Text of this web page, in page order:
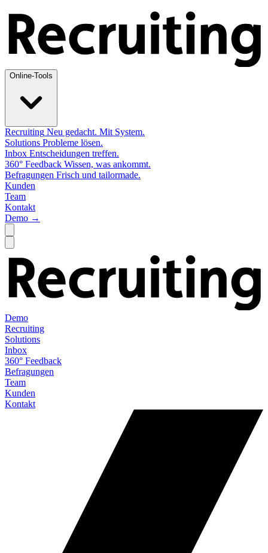
Online-Tools
Recruiting Neu gedacht. Mit System.
Solutions Probleme lösen.
Inbox Entscheidungen treffen.
360° Feedback Wissen, was ankommt.
Befragungen Frisch und tailormade.
Kunden
Team
Kontakt
Demo →
Demo
Recruiting
Solutions
Inbox
360° Feedback
Befragungen
Team
Kunden
Kontakt